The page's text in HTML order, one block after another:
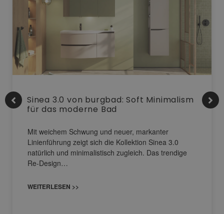
Sinea 3.0 von burgbad: Soft Minimalism
für das moderne Bad
Mit weichem Schwung und neuer, markanter
Linienführung zeigt sich die Kollektion Sinea 3.0
natürlich und minimalistisch zugleich. Das trendige
Re-Design…
WEITERLESEN >>